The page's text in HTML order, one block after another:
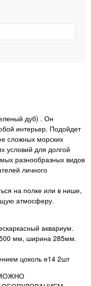
дуб) . Он
интерьер. Подойдет
сложных морских
условий для долгой
разнообразных видов
личного
на полке или в нише,
атмосферу.
аквариум.
мм, ширина 285мм.
цоколь е14 2шт